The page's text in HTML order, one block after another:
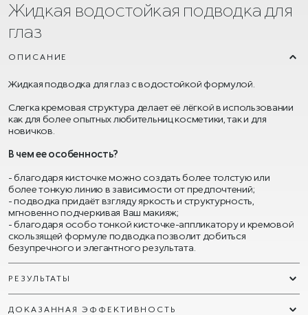
Жидкая водостойкая подводка для
глаз
ОПИСАНИЕ
Жидкая подводка для глаз с водостойкой формулой.
Слегка кремовая структура делает её лёгкой в использовании
как для более опытных любительниц косметики, так и для
новичков.
В чем ее особенность?
- благодаря кисточке можно создать более толстую или
более тонкую линию в зависимости от предпочтений;
- подводка придаёт взгляду яркость и структурность,
мгновенно подчеркивая Ваш макияж;
- благодаря особо тонкой кисточке-аппликатору и кремовой
скользящей формуле подводка позволит добиться
безупречного и элегантного результата.
РЕЗУЛЬТАТЫ
ДОКАЗАННАЯ ЭФФЕКТИВНОСТЬ